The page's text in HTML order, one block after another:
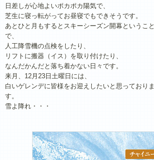
日差しが心地よいポカポカ陽気で、
芝生に寝っ転がってお昼寝でもできそうです。
あとひと月もするとスキーシーズン開幕ということ
で、
人工降雪機の点検をしたり、
リフトに搬器（イス）を取り付けたり、
なんだかんだと落ち着かない日々です。
来月、12月23日土曜日には、
白いゲレンデに皆様をお迎えしたいと思っておりま
す。
雪よ降れ・・・